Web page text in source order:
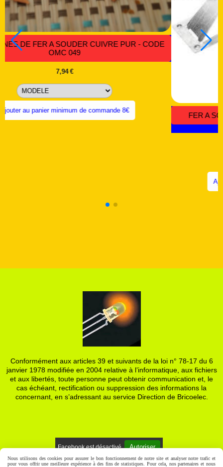
FER A SOUDER 60, 40, 30 WATTS - CODE OMC 008
Conformément aux articles 39 et suivants de la loi n° 78-17 du 6
janvier 1978 modifiée en 2004 relative à l’informatique, aux fichiers
et aux libertés, toute personne peut obtenir communication et, le
cas échéant, rectification ou suppression des informations la
concernant, en s’adressant au service Direction de Bricoelec.
Facebook est désactivé. Autoriser
Nous utilisons des cookies pour assurer le bon fonctionnement de notre site et analyser notre trafic et
pour vous offrir une meilleure expérience à des fins de statistiques. Pour cela, nos partenaires et nous